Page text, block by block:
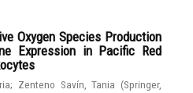
Oxygen Species Production
Expression in Pacific Red
; Zenteno Savín, Tania (Springer,